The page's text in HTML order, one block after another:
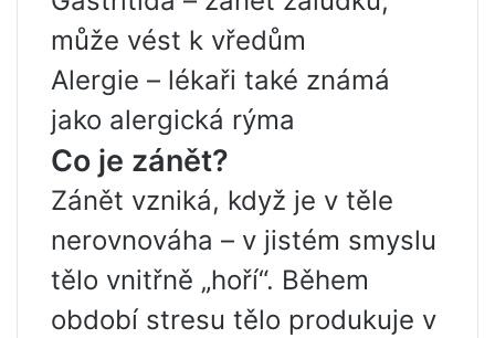
může vést k vředům
Alergie – lékaři také známá
jako alergická rýma
Co je zánět?
Zánět vzniká, když je v těle
nerovnováha – v jistém smyslu
tělo vnitřně „hoří“. Během
období stresu tělo produkuje v